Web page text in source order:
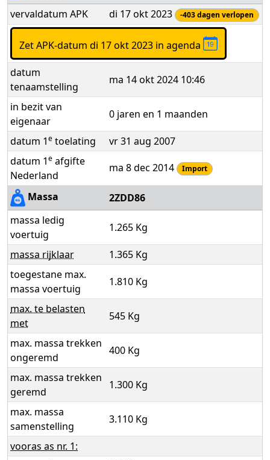
vervaldatum APK
di 17 okt 2023 -403 dagen verlopen
Zet APK-datum di 17 okt 2023 in agenda
datum
tenaamstelling
ma 14 okt 2024 10:46
in bezit van
eigenaar
0 jaren en 1 maanden
datum 1e toelating
vr 31 aug 2007
datum 1e afgifte
Nederland
ma 8 dec 2014 Import
Massa
2ZDD86
massa ledig
voertuig
1.265 Kg
massa rijklaar
1.365 Kg
toegestane max.
massa voertuig
1.810 Kg
max. te belasten
met
545 Kg
max. massa trekken
ongeremd
400 Kg
max. massa trekken
geremd
1.300 Kg
max. massa
samenstelling
3.110 Kg
vooras as nr. 1: